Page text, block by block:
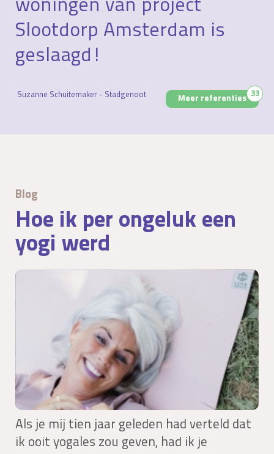
woningen van project
Slootdorp Amsterdam is
geslaagd!
Suzanne Schuitemaker - Stadgenoot Meer referenties
33
Blog
Hoe ik per ongeluk een
yogi werd
Als je mij tien jaar geleden had verteld dat
ik ooit yogales zou geven, had ik je